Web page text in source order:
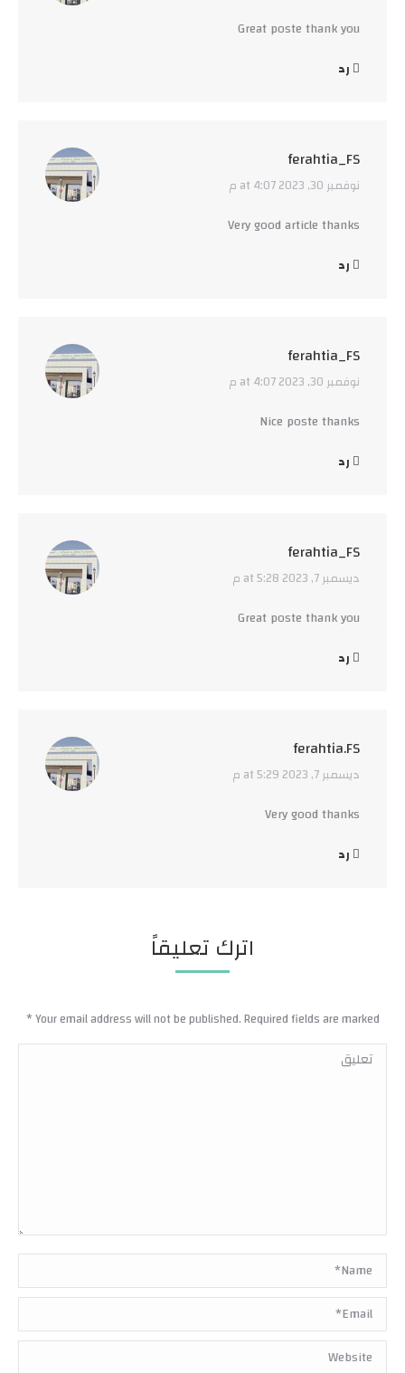
Great poste thank you
رد
ferahtia_FS
says:
نوفمبر 30, 2023 at 4:07 م
Very good article thanks
رد
ferahtia_FS
says:
نوفمبر 30, 2023 at 4:07 م
Nice poste thanks
رد
ferahtia_FS
says:
ديسمبر 7, 2023 at 5:28 م
Great poste thank you
رد
ferahtia.FS
says:
ديسمبر 7, 2023 at 5:29 م
Very good thanks
رد
اترك تعليقاً
Your email address will not be published. Required fields are marked
*
تعليق
Name *
Email *
Website